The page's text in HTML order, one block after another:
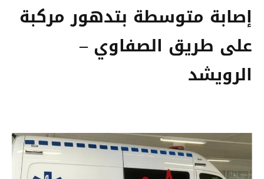
إصابة متوسطة بتدهور مركبة
على طريق الصفاوي –
الرويشد